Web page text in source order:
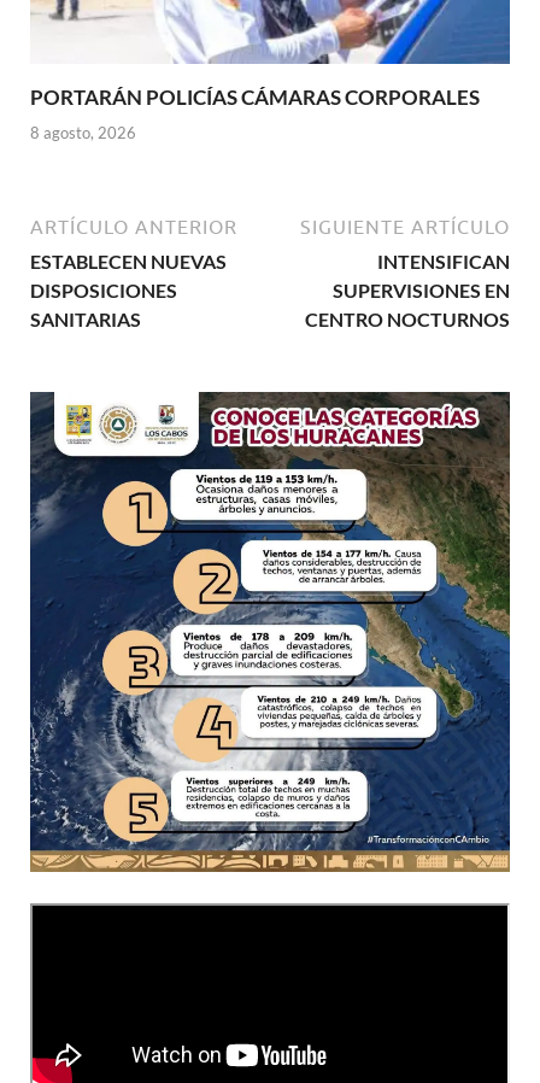
PORTARÁN POLICÍAS CÁMARAS CORPORALES
8 agosto, 2026
ARTÍCULO ANTERIOR
ESTABLECEN NUEVAS
DISPOSICIONES
SANITARIAS
SIGUIENTE ARTÍCULO
INTENSIFICAN
SUPERVISIONES EN
CENTRO NOCTURNOS